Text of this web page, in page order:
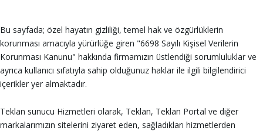
Bu sayfada; özel hayatın gizliliği, temel hak ve özgürlüklerin
korunması amacıyla yürürlüğe giren "6698 Sayılı Kişisel Verilerin
Korunması Kanunu" hakkında firmamızın üstlendiği sorumluluklar ve
ayrıca kullanıcı sıfatıyla sahip olduğunuz haklar ile ilgili bilgilendirici
içerikler yer almaktadır.
Teklan sunucu Hizmetleri olarak, Teklan, Teklan Portal ve diğer
markalarımızın sitelerini ziyaret eden, sağladıkları hizmetlerden